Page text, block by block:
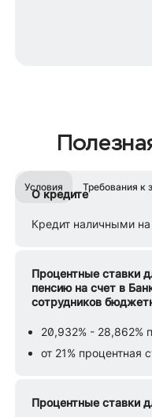
Условия Требования к
О кредите
Кредит наличными
Процентные ставки
пенсию на счет в
сотрудников
20,932% - 28,862%
от 21% процентная
Процентные ставки